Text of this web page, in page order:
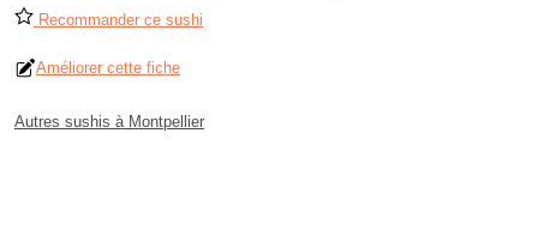
Recommander ce sushi
Améliorer cette fiche
Autres sushis à Montpellier